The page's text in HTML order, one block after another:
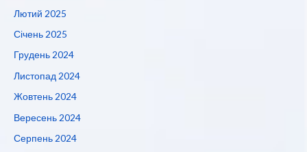
Лютий 2025
Січень 2025
Грудень 2024
Листопад 2024
Жовтень 2024
Вересень 2024
Серпень 2024